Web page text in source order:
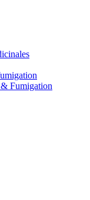
Fumigation